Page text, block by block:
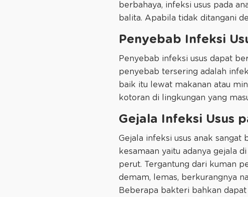
berbahaya, infeksi usus pada
balita. Apabila tidak ditangani
Penyebab Infeksi
Penyebab infeksi usus dapat
penyebab tersering adalah
baik itu lewat makanan atau
kotoran di lingkungan yang
Gejala Infeksi Usus
Gejala infeksi usus anak
kesamaan yaitu adanya gejala
perut. Tergantung dari kuman
demam, lemas, berkurangnya
Beberapa bakteri bahkan